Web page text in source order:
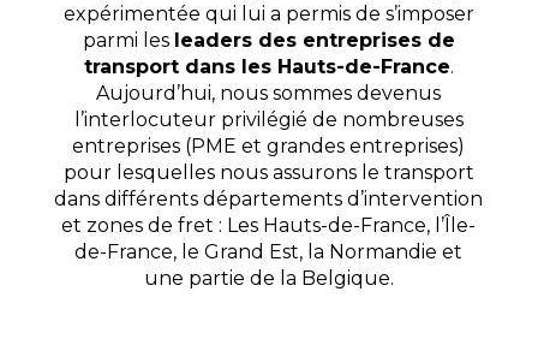
expérimentée qui lui a permis de s’imposer
parmi les leaders des entreprises de
transport dans les Hauts-de-France.
Aujourd’hui, nous sommes devenus
l’interlocuteur privilégié de nombreuses
entreprises (PME et grandes entreprises)
pour lesquelles nous assurons le transport
dans différents départements d’intervention
et zones de fret : Les Hauts-de-France, l’Île-
de-France, le Grand Est, la Normandie et
une partie de la Belgique.